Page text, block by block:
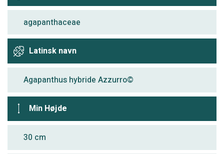
agapanthaceae
Latinsk navn
Agapanthus hybride Azzurro©
Min Højde
30 cm